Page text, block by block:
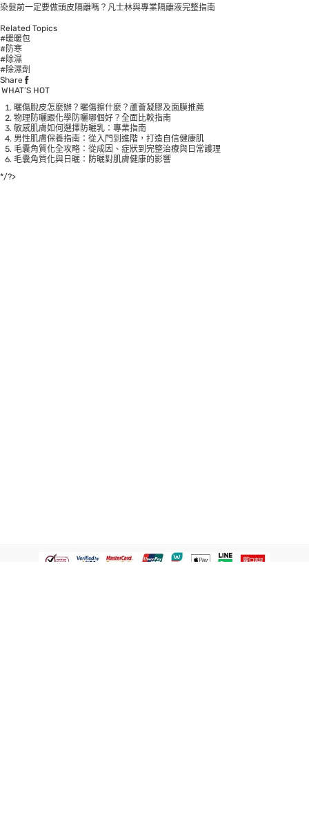
染髮前一定要做頭皮隔離嗎？凡士林與專業隔離液完整指南
Related Topics
#暖暖包
#防寒
#除濕
#除濕劑
Share
WHAT’S HOT
曬傷脫皮怎麼辦？曬傷擦什麼？蘆薈凝膠及面膜推薦
物理防曬跟化學防曬哪個好？全面比較指南
敏感肌膚如何選擇防曬乳：專業指南
男性肌膚保養指南：從入門到進階，打造自信健康肌
毛囊角質化全攻略：從成因、症狀到完整治療與日常護理
毛囊角質化與日曬：防曬對肌膚健康的影響
*/?>